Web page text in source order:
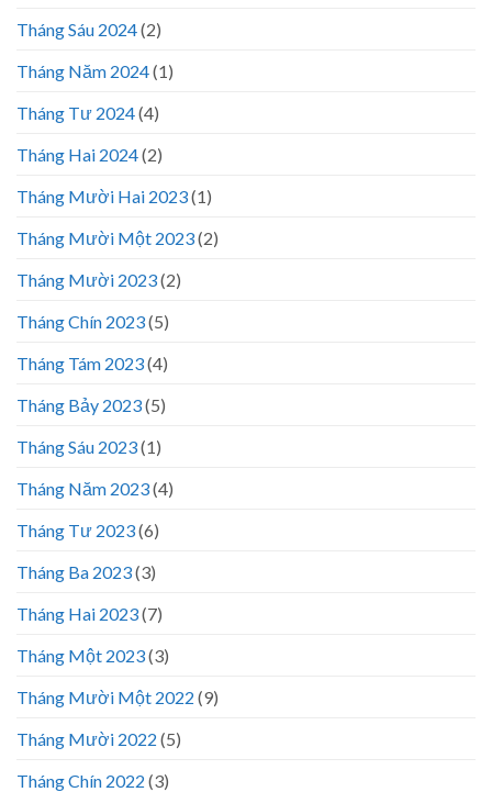
Tháng Sáu 2024(2)
Tháng Năm 2024(1)
Tháng Tư 2024(4)
Tháng Hai 2024(2)
Tháng Mười Hai 2023(1)
Tháng Mười Một 2023(2)
Tháng Mười 2023(2)
Tháng Chín 2023(5)
Tháng Tám 2023(4)
Tháng Bảy 2023(5)
Tháng Sáu 2023(1)
Tháng Năm 2023(4)
Tháng Tư 2023(6)
Tháng Ba 2023(3)
Tháng Hai 2023(7)
Tháng Một 2023(3)
Tháng Mười Một 2022 (9)
Tháng Mười 2022 (5)
Tháng Chín 2022 (3)